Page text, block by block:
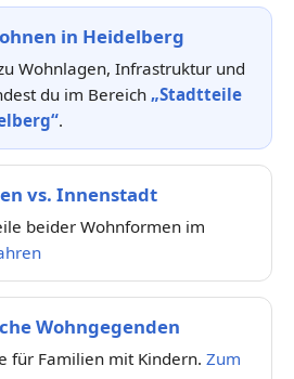
in Heidelberg
Wohnlagen, Infrastruktur und
du im Bereich „Stadtteile
.
vs. Innenstadt
beider Wohnformen im
Wohngegenden
für Familien mit Kindern. Zum